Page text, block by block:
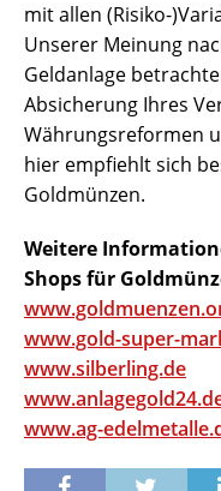
mit allen (Risiko-
Unserer Meinung
Geldanlage
Absicherung Ihres
Währungsreformen
hier empfiehlt sich
Goldmünzen.
Weitere
Shops für
www.gold-super-
www.silberling.de
www.ag-